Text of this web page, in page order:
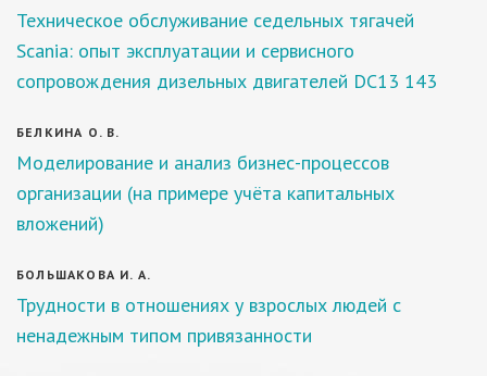
Техническое обслуживание седельных тягачей
Scania: опыт эксплуатации и сервисного
сопровождения дизельных двигателей DC13 143
БЕЛКИНА О. В.
Моделирование и анализ бизнес-процессов
организации (на примере учёта капитальных
вложений)
БОЛЬШАКОВА И. А.
Трудности в отношениях у взрослых людей с
ненадежным типом привязанности